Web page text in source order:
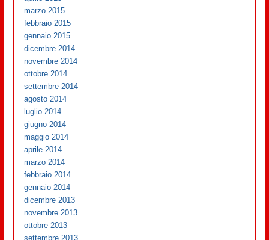
marzo 2015
febbraio 2015
gennaio 2015
dicembre 2014
novembre 2014
ottobre 2014
settembre 2014
agosto 2014
luglio 2014
giugno 2014
maggio 2014
aprile 2014
marzo 2014
febbraio 2014
gennaio 2014
dicembre 2013
novembre 2013
ottobre 2013
settembre 2013